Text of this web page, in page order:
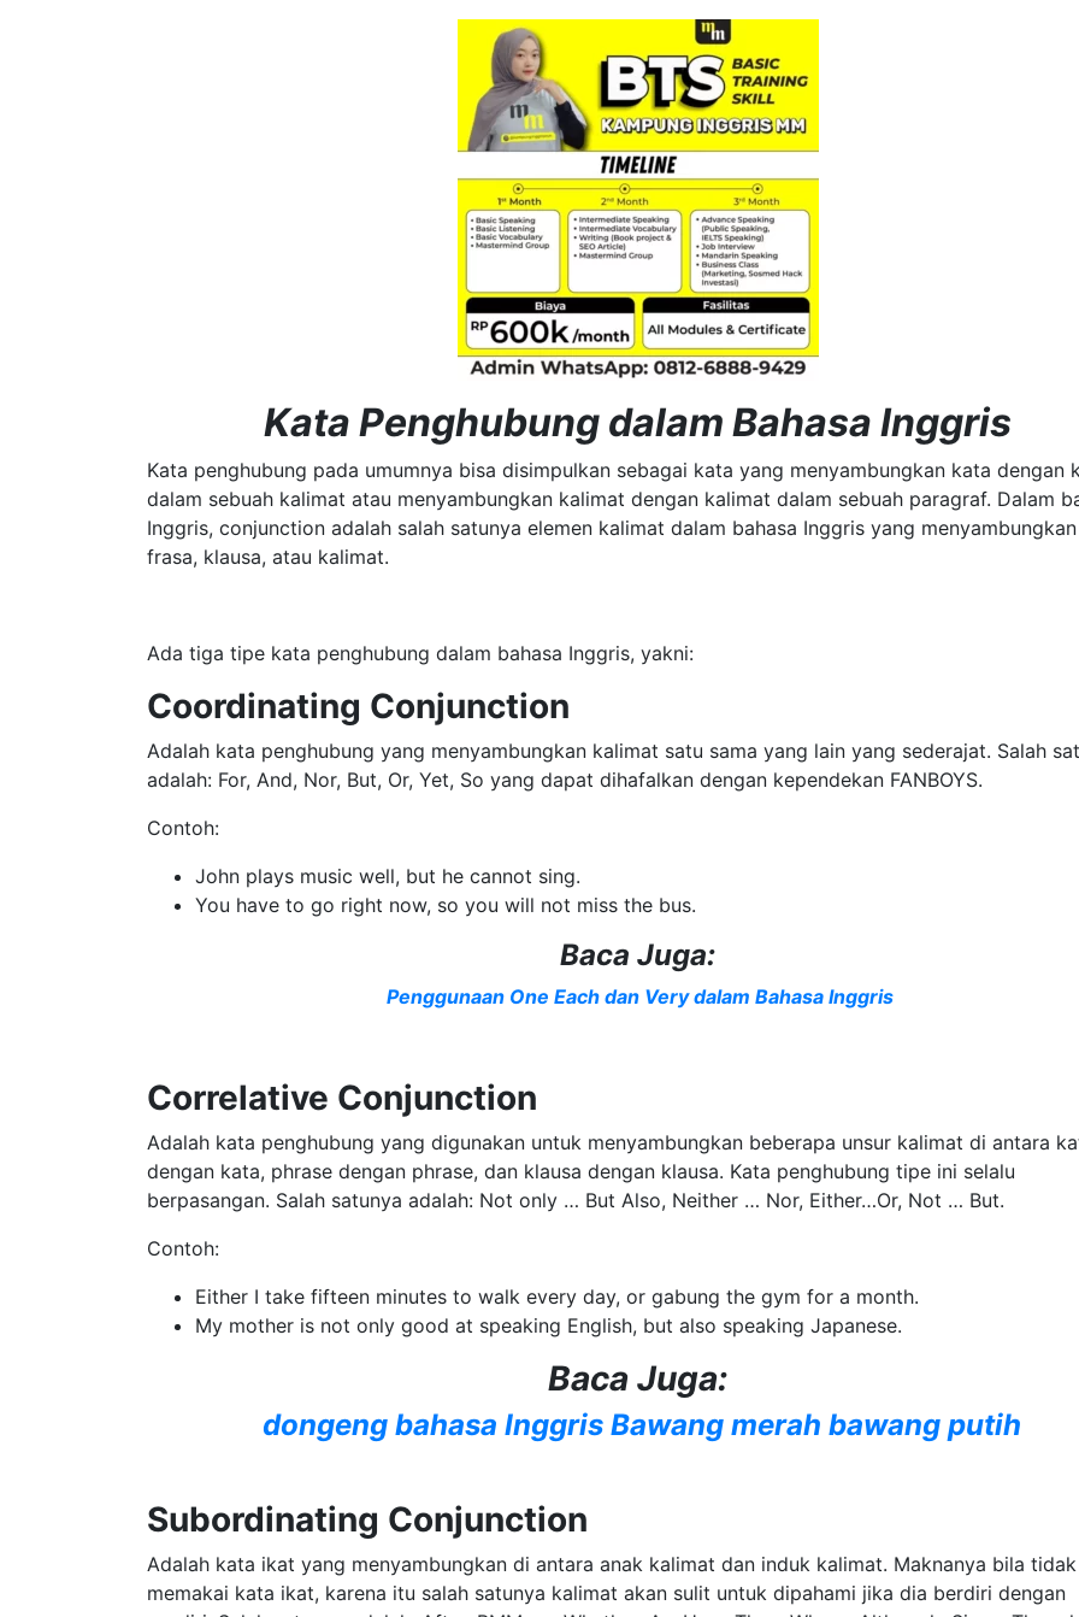
Kata Penghubung dalam Bahasa Inggris
Kata penghubung pada umumnya bisa disimpulkan sebagai kata yang menyambungkan kata dengan
dalam sebuah kalimat atau menyambungkan kalimat dengan kalimat dalam sebuah paragraf. Dalam
Inggris, conjunction adalah salah satunya elemen kalimat dalam bahasa Inggris yang
frasa, klausa, atau kalimat.
Ada tiga tipe kata penghubung dalam bahasa Inggris, yakni:
Coordinating Conjunction
Adalah kata penghubung yang menyambungkan kalimat satu sama yang lain yang sederajat. Salah
adalah: For, And, Nor, But, Or, Yet, So yang dapat dihafalkan dengan kependekan FANBOYS.
Contoh:
John plays music well, but he cannot sing.
You have to go right now, so you will not miss the bus.
Baca Juga:
Penggunaan One Each dan Very dalam Bahasa Inggris
Correlative Conjunction
Adalah kata penghubung yang digunakan untuk menyambungkan beberapa unsur kalimat di antara
dengan kata, phrase dengan phrase, dan klausa dengan klausa. Kata penghubung tipe ini selalu
berpasangan. Salah satunya adalah: Not only … But Also, Neither … Nor, Either…Or, Not … But.
Contoh:
Either I take fifteen minutes to walk every day, or gabung the gym for a month.
My mother is not only good at speaking English, but also speaking Japanese.
Baca Juga:
dongeng bahasa Inggris Bawang merah bawang putih
Subordinating Conjunction
Adalah kata ikat yang menyambungkan di antara anak kalimat dan induk kalimat. Maknanya bila tidak
memakai kata ikat, karena itu salah satunya kalimat akan sulit untuk dipahami jika dia berdiri dengan